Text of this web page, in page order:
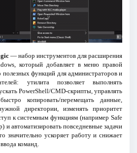
— набор инструментов для расширения
который добавляет в меню правой
функций для администраторов и
утилита позволяет выполнять
PowerShell/CMD-скрипты, управлять
копировать/перемещать данные,
директории, изменять приоритет
к системным функциям (например Safe
и автоматизировать повседневные задачи
значительно ускоряет работу и снижает
команд.